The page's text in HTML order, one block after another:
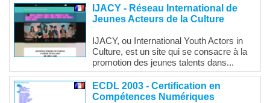
IJACY - Réseau International de
Jeunes Acteurs de la Culture
IJACY, ou International Youth Actors in
Culture, est un site qui se consacre à la
promotion des jeunes talents dans...
ECDL 2003 - Certification en
Compétences Numériques